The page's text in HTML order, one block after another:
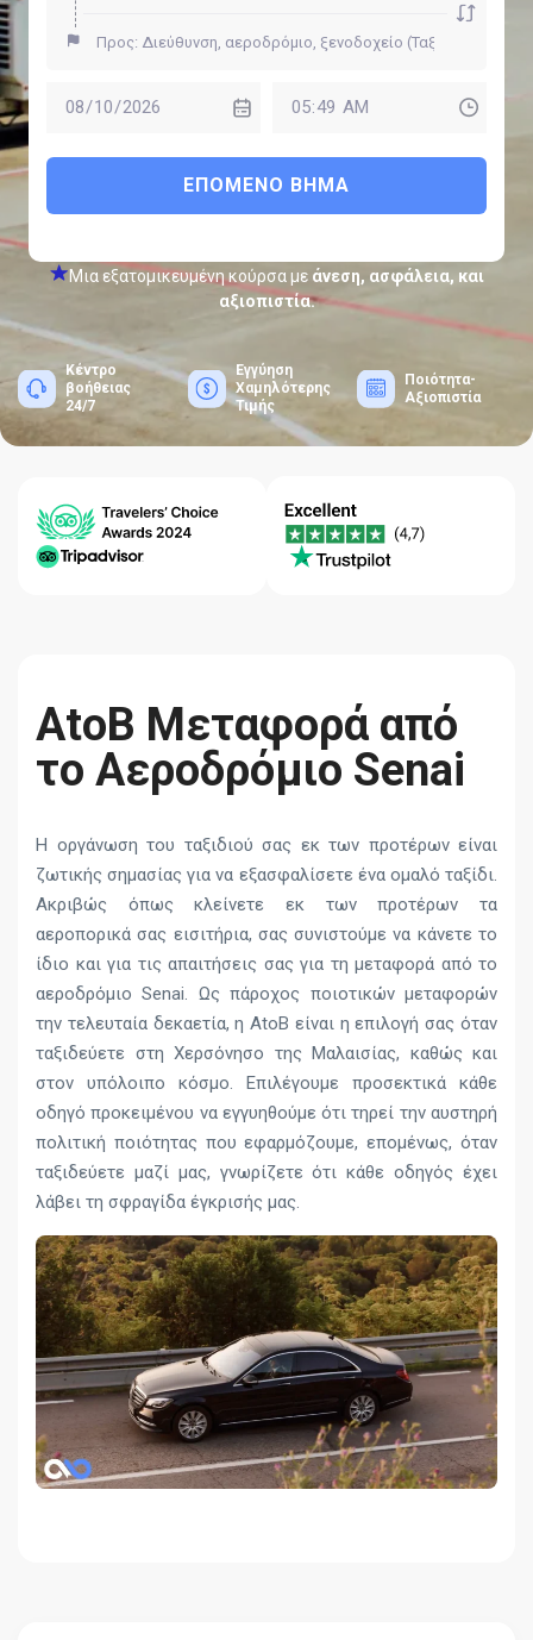
ΕΠΌΜΕΝΟ ΒΉΜΑ
Μια εξατομικευμένη κούρσα με άνεση, ασφάλεια, και
αξιοπιστία.
Κέντρο
βοήθειας
24/7
Εγγύηση
Χαμηλότερης
Τιμής
Ποιότητα-
Αξιοπιστία
AtoB Μεταφορά από
το Αεροδρόμιο Senai
Η οργάνωση του ταξιδιού σας εκ των προτέρων είναι
ζωτικής σημασίας για να εξασφαλίσετε ένα ομαλό ταξίδι.
Ακριβώς όπως κλείνετε εκ των προτέρων τα
αεροπορικά σας εισιτήρια, σας συνιστούμε να κάνετε το
ίδιο και για τις απαιτήσεις σας για τη μεταφορά από το
αεροδρόμιο Senai. Ως πάροχος ποιοτικών μεταφορών
την τελευταία δεκαετία, η AtoB είναι η επιλογή σας όταν
ταξιδεύετε στη Χερσόνησο της Μαλαισίας, καθώς και
στον υπόλοιπο κόσμο. Επιλέγουμε προσεκτικά κάθε
οδηγό προκειμένου να εγγυηθούμε ότι τηρεί την αυστηρή
πολιτική ποιότητας που εφαρμόζουμε, επομένως, όταν
ταξιδεύετε μαζί μας, γνωρίζετε ότι κάθε οδηγός έχει
λάβει τη σφραγίδα έγκρισής μας.